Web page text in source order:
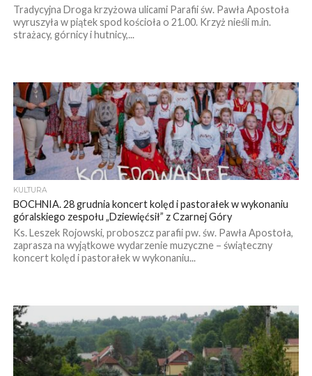
Tradycyjna Droga krzyżowa ulicami Parafii św. Pawła Apostoła
wyruszyła w piątek spod kościoła o 21.00. Krzyż nieśli m.in.
strażacy, górnicy i hutnicy,...
KULTURA
BOCHNIA. 28 grudnia koncert kolęd i pastorałek w wykonaniu
góralskiego zespołu „Dziewięćsił” z Czarnej Góry
Ks. Leszek Rojowski, proboszcz parafii pw. św. Pawła Apostoła,
zaprasza na wyjątkowe wydarzenie muzyczne – świąteczny
koncert kolęd i pastorałek w wykonaniu...